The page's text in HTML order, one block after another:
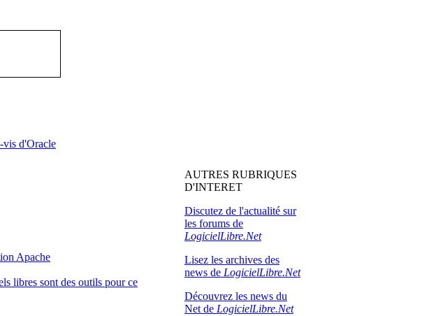
vis d'Oracle
Apache
libres sont des outils pour ce
AUTRES RUBRIQUES
D'INTERET
Discutez de l'actualité sur
les forums de
LogicielLibre.Net
Lisez les archives des
news de LogicielLibre.Net
Découvrez les news du
Net de LogicielLibre.Net